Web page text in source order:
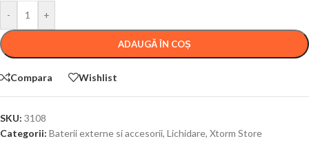
- +
ADAUGĂ ÎN COȘ
Compara Wishlist
SKU: 3108
Categorii: Baterii externe si accesorii, Lichidare, Xtorm Store